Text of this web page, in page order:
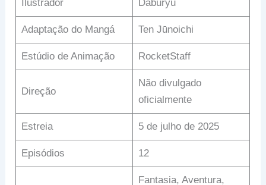
Ilustrador Daburyu
Adaptação do Mangá Ten Jūnoichi
Estúdio de Animação RocketStaff
Direção
Não divulgado
oficialmente
Estreia 5 de julho de 2025
Episódios 12
Fantasia, Aventura,